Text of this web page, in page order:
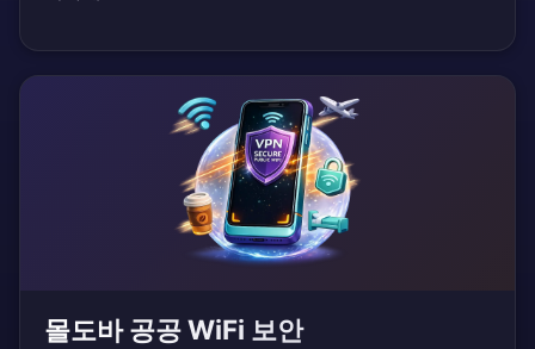
몰도바 공공 WiFi 보안